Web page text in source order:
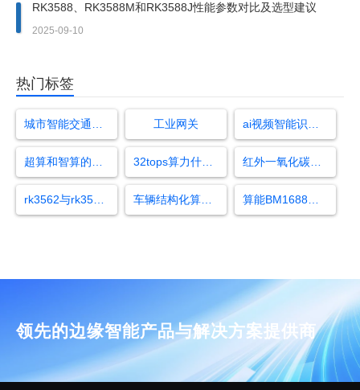
RK3588、RK3588M和RK3588J性能参数对比及选型建议
2025-09-10
热门标签
城市智能交通管理系统 工业网关 ai视频智能识别垃圾分类
超算和智算的区别在哪里 32tops算力什么意思 红外一氧化碳传感器
rk3562与rk3568性能差多少 车辆结构化算法开发 算能BM1688芯片
领先的边缘智能产品与解决方案提供商